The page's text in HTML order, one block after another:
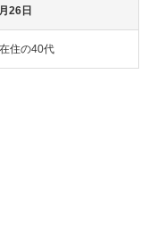
26日
住の40代